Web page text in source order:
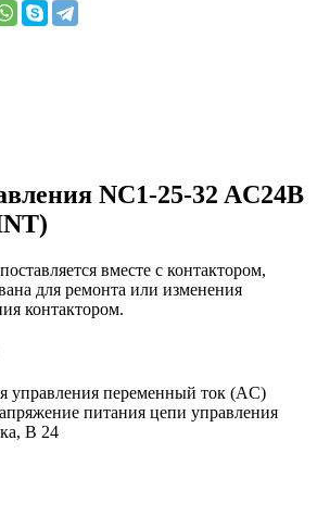
NC1-25-32 AC24В
вместе с контактором,
для ремонта или изменения
контактором.
управления переменный ток (AC)
питания цепи управления
В 24